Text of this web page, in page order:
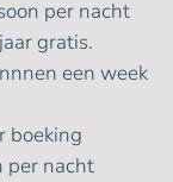
per nacht
gratis.
een week
boeking
per nacht